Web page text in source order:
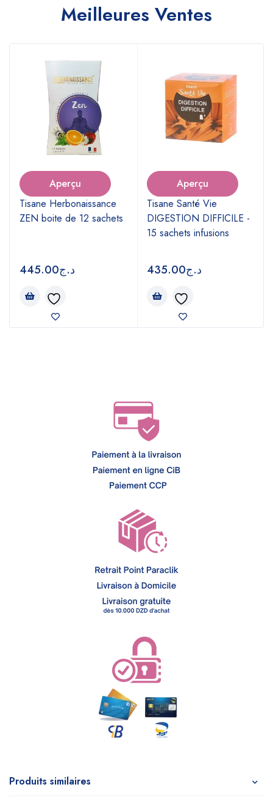
Meilleures Ventes
Aperçu
Tisane Herbonaissance
ZEN boite de 12 sachets
د.ج445.00
Aperçu
Tisane Santé Vie
DIGESTION DIFFICILE -
15 sachets infusions
د.ج435.00
Produits similaires